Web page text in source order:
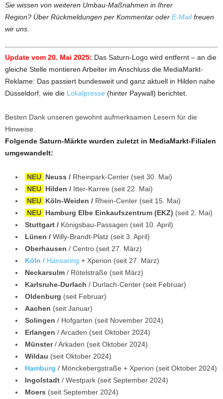
Sie wissen von weiteren Umbau-Maßnahmen in Ihrer
Region? Über Rückmeldungen per Kommentar oder E-Mailfreuen
wir uns.
Update vom 20. Mai 2025: Das Saturn-Logo wird entfernt – an die
gleiche Stelle montieren Arbeiter im Anschluss die MediaMarkt-
Reklame: Das passiert bundesweit und ganz aktuell in Hilden nahe
Düsseldorf, wie die Lokalpresse (hinter Paywall) berichtet.
Besten Dank unseren gewohnt aufmerksamen Lesern für die
Hinweise.
Folgende Saturn-Märkte wurden zuletzt in MediaMarkt-Filialen
umgewandelt:
NEU Neuss / Rheinpark-Center (seit 30. Mai)
NEU Hilden / Itter-Karree (seit 22. Mai)
NEU Köln-Weiden / Rhein-Center (seit 15. Mai)
NEU Hamburg Elbe Einkaufszentrum (EKZ) (seit 2. Mai)
Stuttgart / Königsbau-Passagen (seit 10. April)
Lünen / Willy-Brandt-Platz (seit 3. April)
Oberhausen / Centro (seit 27. März)
Köln / Hansaring + Xperion (seit 27. März)
Neckarsulm / Rötelstraße (seit März)
Karlsruhe-Durlach / Durlach-Center (seit Februar)
Oldenburg (seit Februar)
Aachen (seit Januar)
Solingen / Hofgarten (seit November 2024)
Erlangen / Arcaden (seit Oktober 2024)
Münster/ Arkaden (seit Oktober 2024)
Wildau (seit Oktober 2024)
Hamburg / Mönckebergstraße + Xperion (seit Oktober 2024)
Ingolstadt / Westpark (seit September 2024)
Moers (seit September 2024)